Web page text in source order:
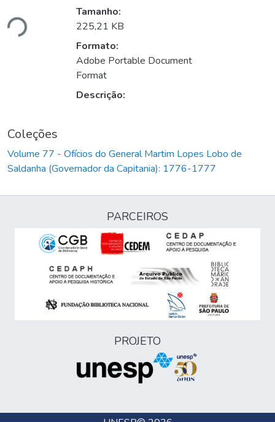
Tamanho:
225,21 KB
Formato:
Adobe Portable Document
Format
Descrição:
Coleções
Volume 77 - Ofícios do General Martim Lopes Lobo de
Saldanha (Governador da Capitania): 1776-1777
PARCEIROS
PROJETO